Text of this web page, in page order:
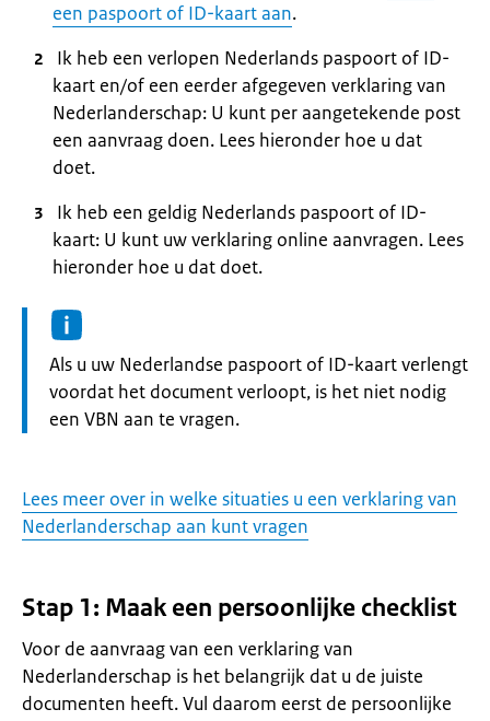
een paspoort of ID-kaart aan.
Ik heb een verlopen Nederlands paspoort of ID-
kaart en/of een eerder afgegeven verklaring van
Nederlanderschap: U kunt per aangetekende post
een aanvraag doen. Lees hieronder hoe u dat
doet.
Ik heb een geldig Nederlands paspoort of ID-
kaart: U kunt uw verklaring online aanvragen. Lees
hieronder hoe u dat doet.
Informatie:
Als u uw Nederlandse paspoort of ID-kaart verlengt
voordat het document verloopt, is het niet nodig
een VBN aan te vragen.
Lees meer over in welke situaties u een verklaring van
Nederlanderschap aan kunt vragen
Stap 1: Maak een persoonlijke checklist
Voor de aanvraag van een verklaring van
Nederlanderschap is het belangrijk dat u de juiste
documenten heeft. Vul daarom eerst de persoonlijke